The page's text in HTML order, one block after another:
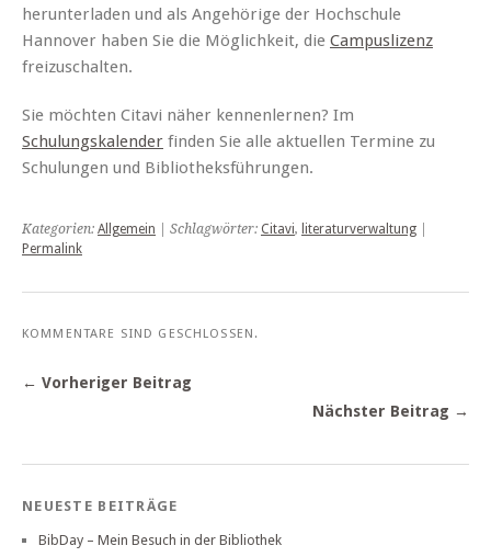
herunterladen und als Angehörige der Hochschule
Hannover haben Sie die Möglichkeit, die Campuslizenz
freizuschalten.
Sie möchten Citavi näher kennenlernen? Im
Schulungskalender finden Sie alle aktuellen Termine zu
Schulungen und Bibliotheksführungen.
Kategorien: Allgemein | Schlagwörter: Citavi, literaturverwaltung
Permalink
KOMMENTARE SIND GESCHLOSSEN.
← Vorheriger Beitrag
Nächster Beitrag →
NEUESTE BEITRÄGE
BibDay – Mein Besuch in der Bibliothek